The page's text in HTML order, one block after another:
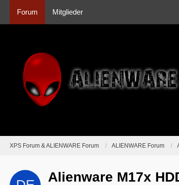
Forum Mitglieder
XPS Forum & ALIENWARE Forum ALIENWARE Forum
Alienware M17x